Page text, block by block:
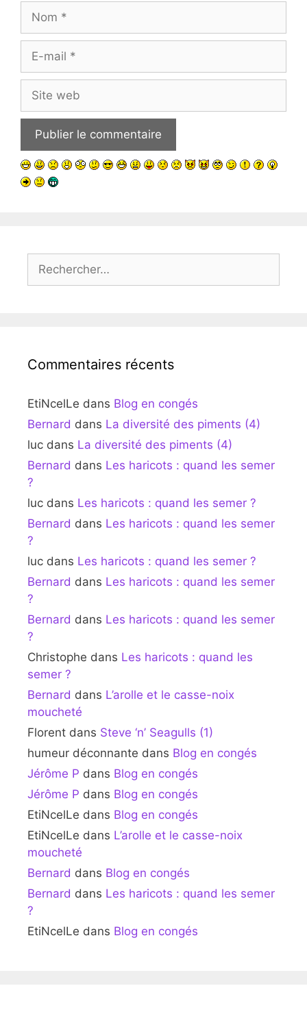
Nom
Site
web
Rechercher :
Commentaires récents
EtiNcelLe dans Blog en congés
Bernard dans La diversité des piments (4)
luc dans La diversité des piments (4)
Bernard dans Les haricots : quand les semer
?
luc dans Les haricots : quand les semer ?
Bernard dans Les haricots : quand les semer
?
luc dans Les haricots : quand les semer ?
Bernard dans Les haricots : quand les semer
?
Bernard dans Les haricots : quand les semer
?
Christophe dans Les haricots : quand les
semer ?
Bernard dans L’arolle et le casse-noix
moucheté
Florent dans Steve ‘n’ Seagulls (1)
humeur déconnante dans Blog en congés
Jérôme P dans Blog en congés
Jérôme P dans Blog en congés
EtiNcelLe dans Blog en congés
EtiNcelLe dans L’arolle et le casse-noix
moucheté
Bernard dans Blog en congés
Bernard dans Les haricots : quand les semer
?
EtiNcelLe dans Blog en congés